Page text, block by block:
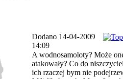
Dodano 14-04-2009
14:09
A wodnosamoloty? Może
atakowały? Co do
ich rzaczej bym nie